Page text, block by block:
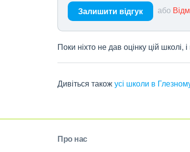
Залишити відгук або
Поки ніхто не дав оцінку цій
Дивіться такожусі школи в
Про нас